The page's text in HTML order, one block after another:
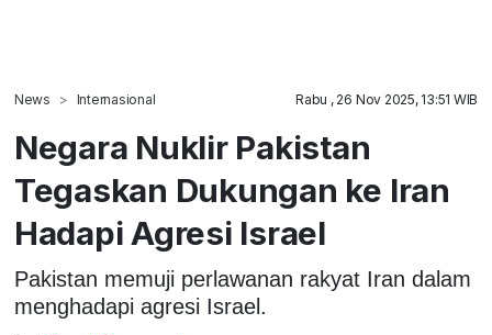
News Internasional Rabu , 26 Nov 2025, 13:51 WIB
Negara Nuklir Pakistan
Tegaskan Dukungan ke Iran
Hadapi Agresi Israel
Pakistan memuji perlawanan rakyat Iran dalam
menghadapi agresi Israel.